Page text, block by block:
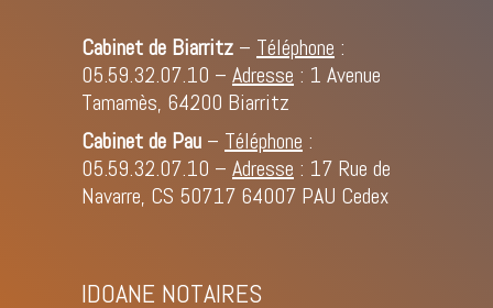
Cabinet de Biarritz – Téléphone :
05.59.32.07.10 – Adresse : 1 Avenue
Tamamès, 64200 Biarritz
Cabinet de Pau – Téléphone :
05.59.32.07.10 – Adresse : 17 Rue de
Navarre, CS 50717 64007 PAU Cedex
IDOANE NOTAIRES